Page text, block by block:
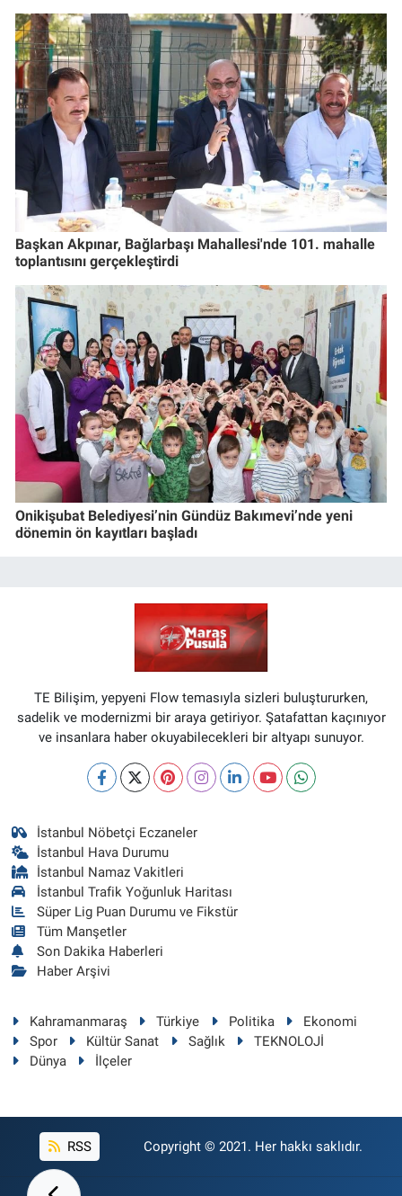
Başkan Akpınar, Bağlarbaşı Mahallesi'nde 101. mahalle
toplantısını gerçekleştirdi
Onikişubat Belediyesi’nin Gündüz Bakımevi’nde yeni
dönemin ön kayıtları başladı
TE Bilişim, yepyeni Flow temasıyla sizleri buluştururken,
sadelik ve modernizmi bir araya getiriyor. Şatafattan kaçınıyor
ve insanlara haber okuyabilecekleri bir altyapı sunuyor.
İstanbul Nöbetçi Eczaneler
İstanbul Hava Durumu
İstanbul Namaz Vakitleri
İstanbul Trafik Yoğunluk Haritası
Süper Lig Puan Durumu ve Fikstür
Tüm Manşetler
Son Dakika Haberleri
Haber Arşivi
Kahramanmaraş Türkiye Politika
Ekonomi
Spor
Kültür Sanat Sağlık
TEKNOLOJİ
Dünya
İlçeler
RSS Copyright © 2021. Her hakkı saklıdır.